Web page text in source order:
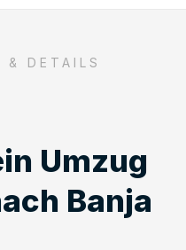
& DETAILS
Umzug
Banja